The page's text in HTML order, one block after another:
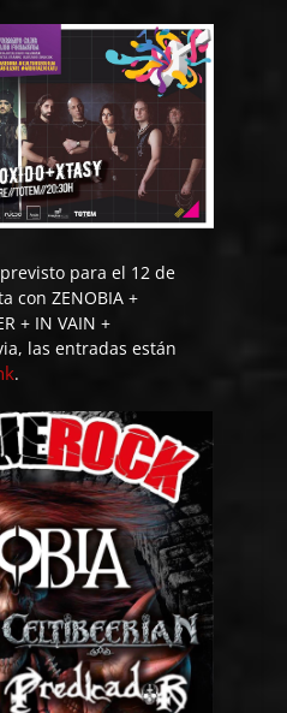
para el 12 de
con ZENOBIA +
+ IN VAIN +
las entradas están
.